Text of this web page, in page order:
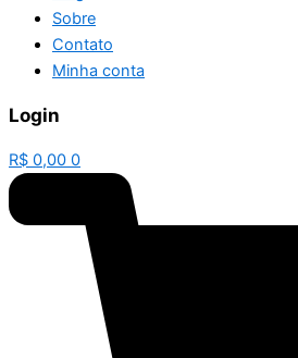
Sobre
Contato
Minha conta
Login
R$ 0,00 0